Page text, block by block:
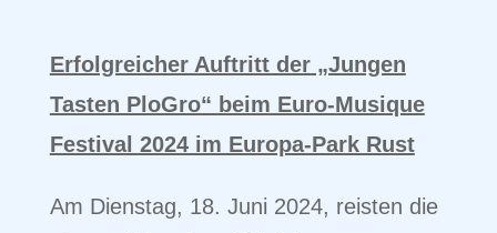
Erfolgreicher Auftritt der „Jungen
Tasten PloGro“ beim Euro-Musique
Festival 2024 im Europa-Park Rust
Am Dienstag, 18. Juni 2024, reisten die